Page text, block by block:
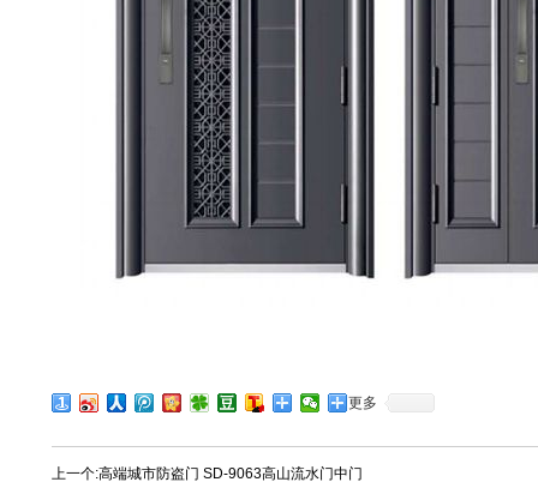
更多
上一个:高端城市防盗门 SD-9063高山流水门中门